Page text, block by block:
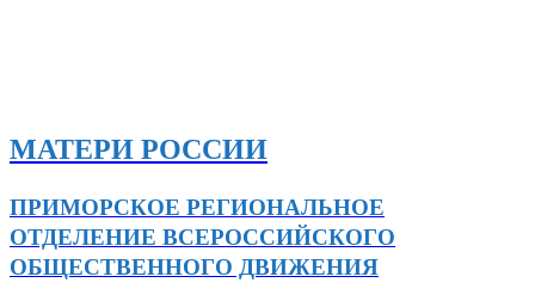
МАТЕРИ РОССИИ
ПРИМОРСКОЕ РЕГИОНАЛЬНОЕ
ОТДЕЛЕНИЕ ВСЕРОССИЙСКОГО
ОБЩЕСТВЕННОГО ДВИЖЕНИЯ